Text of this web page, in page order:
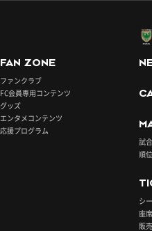
FAN ZONE
ファンクラブ
FC会員専用コンテンツ
グッズ
エンタメコンテンツ
応援プログラム
試
順
シ
座
販